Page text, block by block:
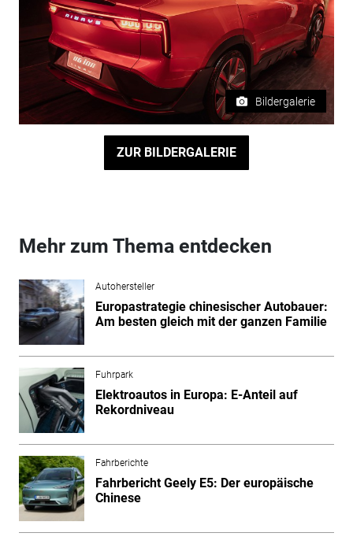
Bildergalerie
ZUR BILDERGALERIE
Mehr zum Thema entdecken
Autohersteller
Europastrategie chinesischer Autobauer:
Am besten gleich mit der ganzen Familie
Fuhrpark
Elektroautos in Europa: E-Anteil auf
Rekordniveau
Fahrberichte
Fahrbericht Geely E5: Der europäische
Chinese